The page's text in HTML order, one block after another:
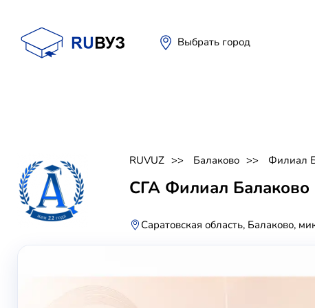
Выбрать город
RUVUZ Балаково Филиал
СГА Филиал Балаково
Саратовская область, Балаково,